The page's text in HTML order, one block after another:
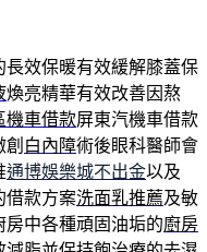
長效保暖有效緩解膝蓋保
煥亮精華有效改善因熬
機車借款屏東汽機車借款
白內障術後眼科醫師會
通博娛樂城不出金以及
借款方案洗面乳推薦及敏
中各種頑固油垢的廚房